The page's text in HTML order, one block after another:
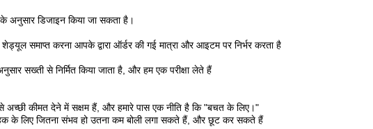
अनुसार डिजाइन किया जा सकता है।
शेड्यूल समाप्त करना आपके द्वारा ऑर्डर की गई मात्रा और आइटम पर निर्भर करता है
सख्ती से निर्मित किया जाता है, और हम एक परीक्षा लेते हैं
कीमत देने में सक्षम हैं, और हमारे पास एक नीति है कि "बचत के लिए।"
के लिए जितना संभव हो उतना कम बोली लगा सकते हैं, और छूट कर सकते हैं